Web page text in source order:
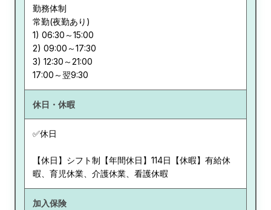
勤務体制
常勤(夜勤あり)
1) 06:30～15:00
2) 09:00～17:30
3) 12:30～21:00
休日・休暇
✅休日
【休日】シフト制【年間休日】114日【休暇】有給休
暇、育児休業、介護休業、看護休暇
加入保険